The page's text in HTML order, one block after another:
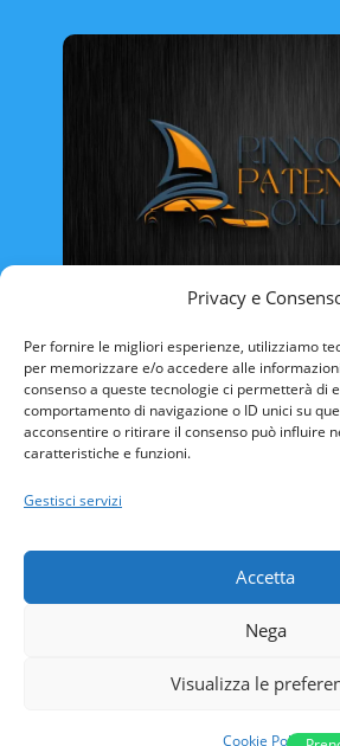
Privacy e
Per fornire le migliori esperienze, utilizziamo
per memorizzare e/o accedere alle
consenso a queste tecnologie ci permetterà di
comportamento di navigazione o ID unici su
acconsentire o ritirare il consenso può influire
caratteristiche e funzioni.
Gestisci servizi
Accetta
Nega
Visualizza le
Cookie Policy
CAMPANIA
FRIULI VENEZIA-GIULIA
LAZIO
TOSCANA
TRENTINO